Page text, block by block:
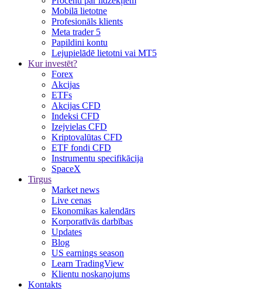
Mobilā lietotne
Profesionāls klients
Meta trader 5
Papildini kontu
Lejupielādē lietotni vai MT5
Kur investēt?
Forex
Akcijas
ETFs
Akcijas CFD
Indeksi CFD
Izejvielas CFD
Kriptovalūtas CFD
ETF fondi CFD
Instrumentu specifikācija
SpaceX
Tirgus
Market news
Live cenas
Ekonomikas kalendārs
Korporatīvās darbības
Updates
Blog
US earnings season
Learn TradingView
Klientu noskaņojums
Kontakts